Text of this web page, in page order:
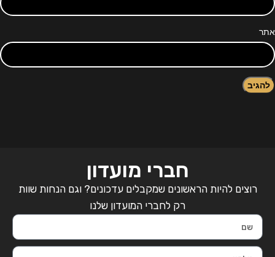
אתר
חברי מועדון
רוצים להיות הראשונים שמקבלים עדכונים? וגם הנחות שוות
רק לחברי המועדון שלנו